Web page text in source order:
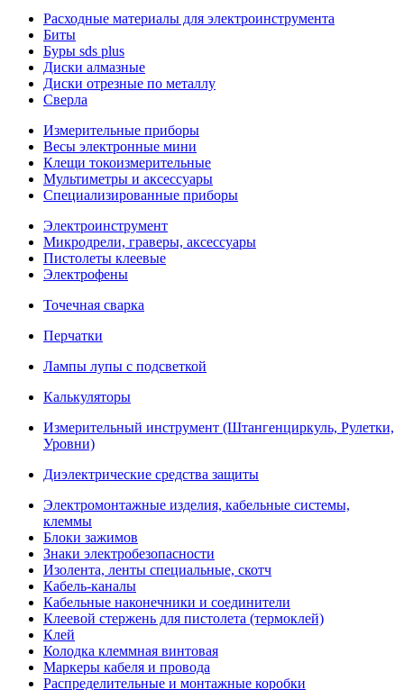
Расходные материалы для электроинструмента
Биты
Буры sds plus
Диски алмазные
Диски отрезные по металлу
Сверла
Измерительные приборы
Весы электронные мини
Клещи токоизмерительные
Мультиметры и аксессуары
Специализированные приборы
Электроинструмент
Микродрели, граверы, аксессуары
Пистолеты клеевые
Электрофены
Точечная сварка
Перчатки
Лампы лупы с подсветкой
Калькуляторы
Измерительный инструмент (Штангенциркуль, Рулетки,
Уровни)
Диэлектрические средства защиты
Электромонтажные изделия, кабельные системы,
клеммы
Блоки зажимов
Знаки электробезопасности
Изолента, ленты специальные, скотч
Кабель-каналы
Кабельные наконечники и соединители
Клеевой стержень для пистолета (термоклей)
Клей
Колодка клеммная винтовая
Маркеры кабеля и провода
Распределительные и монтажные коробки